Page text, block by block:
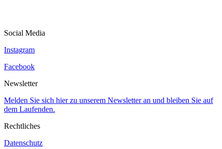
Social Media
Instagram
Facebook
Newsletter
Melden Sie sich hier zu unserem Newsletter an und bleiben Sie auf
dem Laufenden.
Rechtliches
Datenschutz